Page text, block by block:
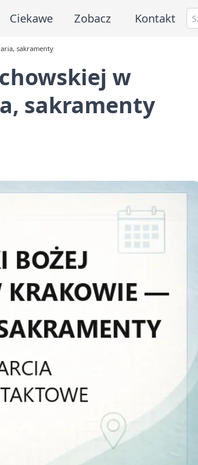
Ciekawe Zobacz Kontakt
sakramenty
w
sakramenty